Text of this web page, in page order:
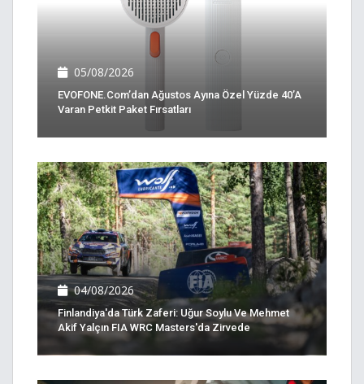
05/08/2026
EVOFONE.com’dan Ağustos Ayına Özel Yüzde 40’a
Varan Petkit Paket Fırsatları
04/08/2026
Finlandiya'da Türk Zaferi: Uğur Soylu Ve Mehmet
Akif Yalçın FIA WRC Masters'da Zirvede